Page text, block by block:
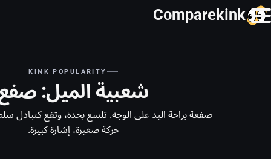
Comparekink
KINK POPULARITY
شعبية الميل:
صفعة براحة اليد على الوجه. تلسع بحدة، وتقع كتبادل
حركة صغيرة، إشارة كبيرة.